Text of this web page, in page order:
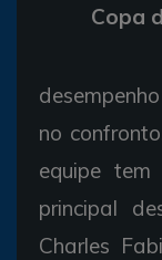
Copa
no
equipe
principal
Charles